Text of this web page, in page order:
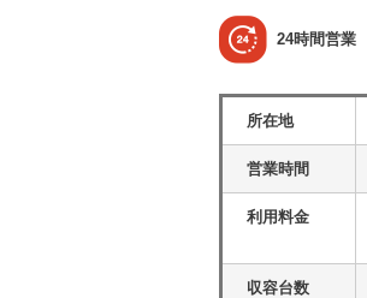
24時間営業
所在地
営業時間
利用料金
収容台数